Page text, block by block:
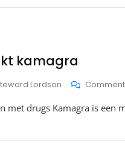
kamagra
Lordson Comment
met drugs Kamagra is een